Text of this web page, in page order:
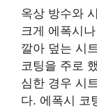
옥상 방수와
크게 에폭시
깔아 덮는 시
코팅을 주로
심한 경우 시
다. 에폭시 코